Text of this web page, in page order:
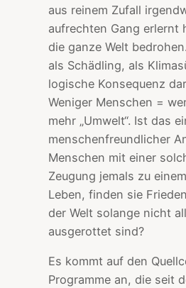
aus reinem Zufall
aufrechten Gang erlernt
die ganze Welt
als Schädling, als
logische Konsequenz
Weniger Menschen =
mehr „Umwelt“. Ist das
menschenfreundlicher
Menschen mit einer
Zeugung jemals zu
Leben, finden sie
der Welt solange nicht
ausgerottet sind?
Es kommt auf den
Programme an, die seit